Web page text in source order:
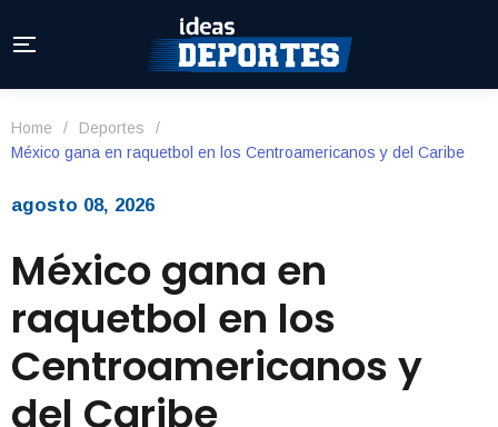
Home / Deportes
/
México gana en raquetbol en los Centroamericanos y del Caribe
agosto 08, 2026
México gana en
raquetbol en los
Centroamericanos y
del Caribe